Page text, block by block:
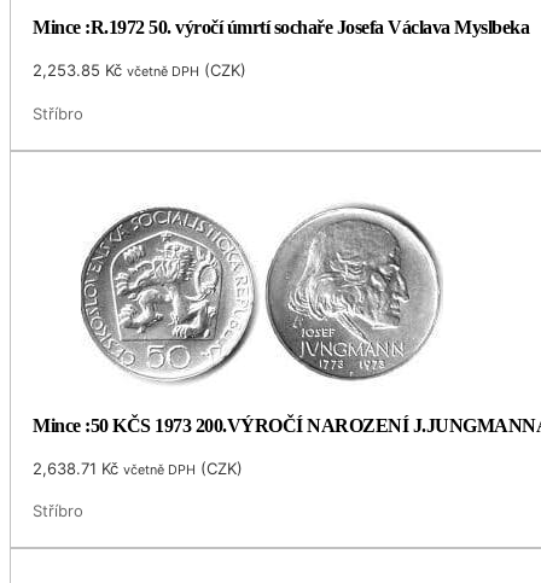
Mince :R.1972 50. výročí úmrtí sochaře Josefa Václava Myslbeka
2,253.85 Kč včetně DPH (CZK)
Stříbro
Mince :50 KČS 1973 200.VÝROČÍ NAROZENÍ
2,638.71 Kč včetně DPH (CZK)
Stříbro